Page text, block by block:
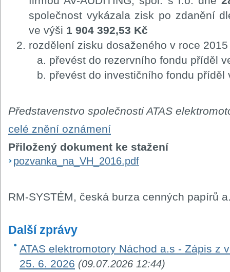
společnost vykázala zisk po zdanění
ve výši 1 904 392,53 Kč
rozdělení zisku dosaženého v roce
převést do rezervního fondu příděl
převést do investičního fondu
Představenstvo společnosti ATAS
celé znění oznámení
Přiložený dokument ke stažení
pozvanka_na_VH_2016.pdf
RM-SYSTÉM, česká burza cenných papírů
Další zprávy
ATAS elektromotory Náchod a.s - Zápis z
25. 6. 2026 (09.07.2026 12:44)